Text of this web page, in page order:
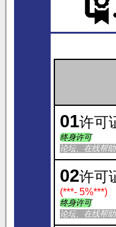
01许可
终身许可
论坛、在线帮
02许可
(***- 5%***)
终身许可
论坛、在线帮